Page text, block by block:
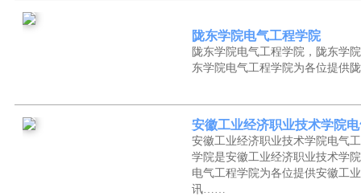
陇东学院电气工程学院
陇东学院电气工程学院，陇东学
东学院电气工程学院为各位提供
安徽工业经济职业技术学院
安徽工业经济职业技术学院电气
学院是安徽工业经济职业技术学
电气工程学院为各位提供安徽工
讯……